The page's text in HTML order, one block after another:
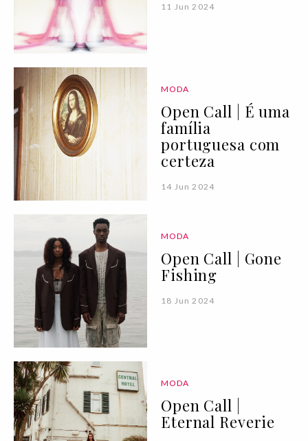
11 Jun 2024
MODA
Open Call | É uma
família
portuguesa com
certeza
14 Jun 2024
MODA
Open Call | Gone
Fishing
18 Jun 2024
MODA
Open Call |
Eternal Reverie